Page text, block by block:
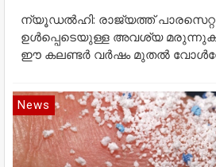
ന്യൂഡല്‍ഹി: രാജ്യത്ത്
ഉള്‍പ്പെടെയുള്ള അവശ്യ
ഈ കലണ്ടര്‍ വര്‍ഷം മുതല്‍
News